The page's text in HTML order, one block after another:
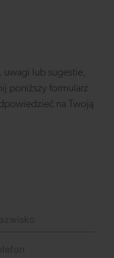
uwagi lub sugestie,
poniższy formularz
na Twoją